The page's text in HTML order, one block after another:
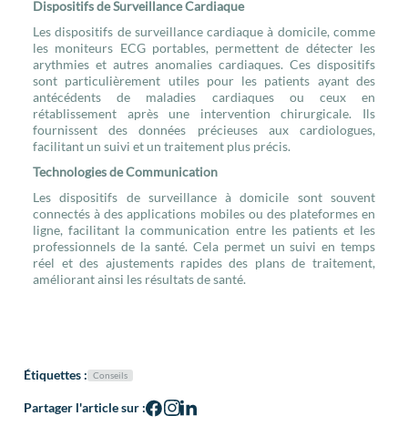
Dispositifs de Surveillance Cardiaque
Les dispositifs de surveillance cardiaque à domicile, comme
les moniteurs ECG portables, permettent de détecter les
arythmies et autres anomalies cardiaques. Ces dispositifs
sont particulièrement utiles pour les patients ayant des
antécédents de maladies cardiaques ou ceux en
rétablissement après une intervention chirurgicale. Ils
fournissent des données précieuses aux cardiologues,
facilitant un suivi et un traitement plus précis.
Technologies de Communication
Les dispositifs de surveillance à domicile sont souvent
connectés à des applications mobiles ou des plateformes en
ligne, facilitant la communication entre les patients et les
professionnels de la santé. Cela permet un suivi en temps
réel et des ajustements rapides des plans de traitement,
améliorant ainsi les résultats de santé.
Étiquettes : Conseils
Partager l'article sur :